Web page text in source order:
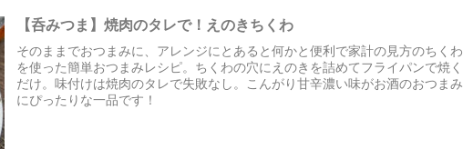
【呑みつま】焼肉のタレで！えのきちくわ
そのままでおつまみに、アレンジにとあると何かと便利で家計の見方のちくわ
を使った簡単おつまみレシピ。ちくわの穴にえのきを詰めてフライパンで焼く
だけ。味付けは焼肉のタレで失敗なし。こんがり甘辛濃い味がお酒のおつまみ
にぴったりな一品です！